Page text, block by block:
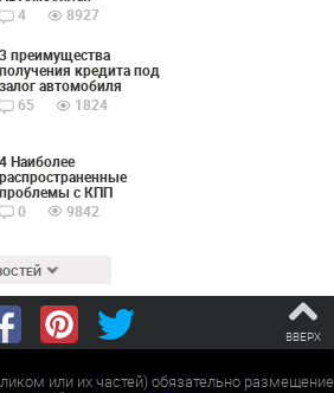
4
8927
3 преимущества
получения кредита под
залог автомобиля
65
1824
4 Наиболее
распространенные
проблемы с КПП
0
9842
ВВЕРХ
или их частей) обязательно размещение